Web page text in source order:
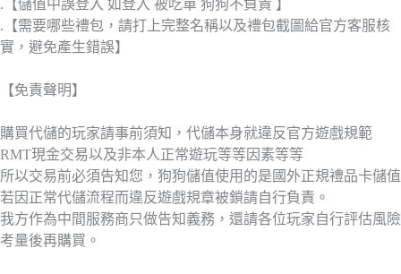
.【儲值中誤登入 如登入 被吃單 狗狗不負責 】
.【需要哪些禮包，請打上完整名稱以及禮包截圖給官方客服核
實，避免產生錯誤】
【免責聲明】
購買代儲的玩家請事前須知，代儲本身就違反官方遊戲規範
RMT現金交易以及非本人正常遊玩等等因素等等
所以交易前必須告知您，狗狗儲值使用的是國外正規禮品卡儲值
若因正常代儲流程而違反遊戲規章被鎖請自行負責。
我方作為中間服務商只做告知義務，還請各位玩家自行評估風險
考量後再購買。